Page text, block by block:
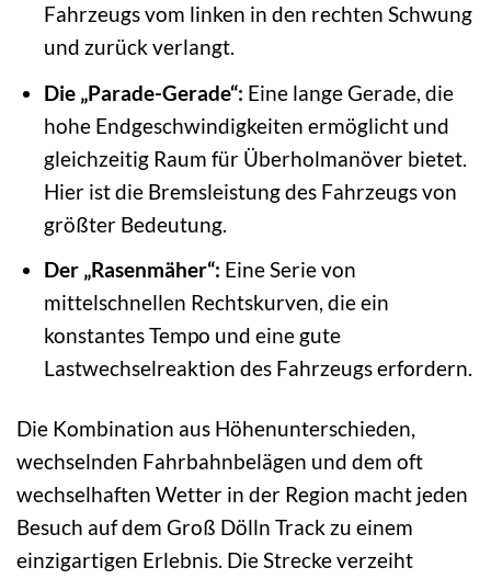
Fahrzeugs vom linken in den rechten Schwung
und zurück verlangt.
Die „Parade-Gerade“: Eine lange Gerade, die
hohe Endgeschwindigkeiten ermöglicht und
gleichzeitig Raum für Überholmanöver bietet.
Hier ist die Bremsleistung des Fahrzeugs von
größter Bedeutung.
Der „Rasenmäher“: Eine Serie von
mittelschnellen Rechtskurven, die ein
konstantes Tempo und eine gute
Lastwechselreaktion des Fahrzeugs erfordern.
Die Kombination aus Höhenunterschieden,
wechselnden Fahrbahnbelägen und dem oft
wechselhaften Wetter in der Region macht jeden
Besuch auf dem Groß Dölln Track zu einem
einzigartigen Erlebnis. Die Strecke verzeiht